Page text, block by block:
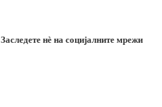
Заследете нѐ на социјалните мрежи